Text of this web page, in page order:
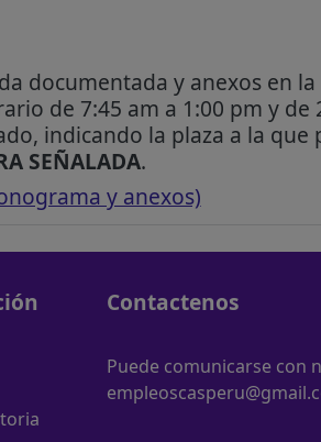
documentada y anexos en la
de 7:45 am a 1:00 pm y de
indicando la plaza a la que
SEÑALADA.
y anexos)
Contactenos
Puede comunicarse con